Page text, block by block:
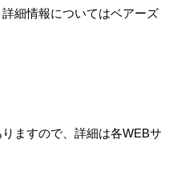
細情報についてはベアーズ
ますので、詳細は各WEBサ